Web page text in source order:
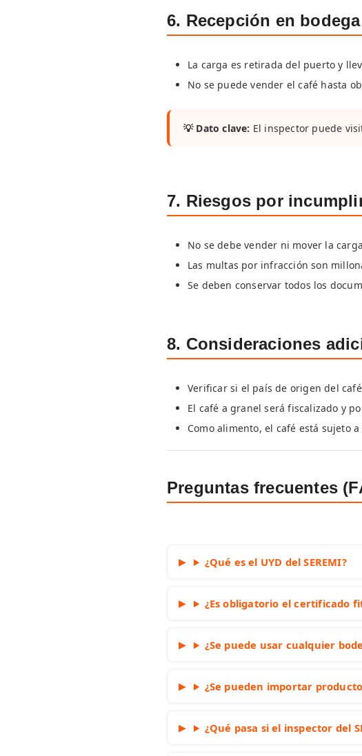
6. Recepción en
La carga es retirada del puerto y
No se puede vender el café hasta
💡 Dato clave: El inspector puede
7. Riesgos por
No se debe vender ni mover la
Las multas por infracción son
Se deben conservar todos los
8. Consideraciones
Verificar si el país de origen del
El café a granel será fiscalizado y
Como alimento, el café está sujeto
Preguntas frecuentes
¿Qué es el UYD del SEREMI?
¿Es obligatorio el certificado
¿Se puede usar cualquier
¿Se pueden importar
¿Qué pasa si el inspector del